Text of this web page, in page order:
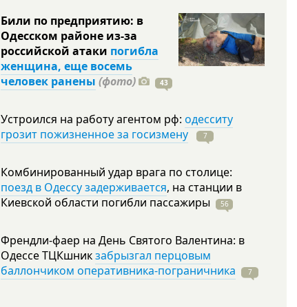
Били по предприятию: в
Одесском районе из-за
российской атаки погибла
женщина, еще восемь
человек ранены (фото) 43
Устроился на работу агентом рф: одесситу
грозит пожизненное за госизмену
7
Комбинированный удар врага по столице:
поезд в Одессу задерживается, на станции в
Киевской области погибли пассажиры 56
Френдли-фаер на День Святого Валентина: в
Одессе ТЦКшникзабрызгал перцовым
баллончиком оперативника-пограничника
7